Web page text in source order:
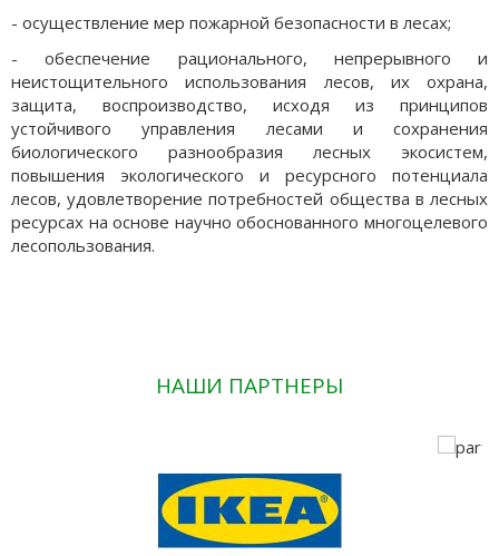
- осуществление мер пожарной безопасности в лесах;
- обеспечение рационального, непрерывного и
неистощительного использования лесов, их охрана,
защита, воспроизводство, исходя из принципов
устойчивого управления лесами и сохранения
биологического разнообразия лесных экосистем,
повышения экологического и ресурсного потенциала
лесов, удовлетворение потребностей общества в лесных
ресурсах на основе научно обоснованного многоцелевого
лесопользования.
НАШИ ПАРТНЕРЫ